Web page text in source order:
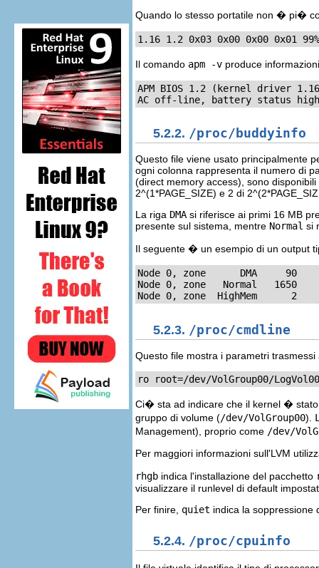
Quando lo stesso portatile non � pi�
1.16 1.2 0x03 0x00 0x00 0x01
Il comando apm -v produce
APM BIOS 1.2 (kernel driver
AC off-line, battery status
5.2.2. /proc/buddyinfo
Questo file viene usato principalmente
ogni colonna rappresenta il numero di
(direct memory access), sono
2^(1*PAGE_SIZE) e 2 di
La riga DMA si riferisce ai primi 16 MB
presente sul sistema, mentre Normal si
Il seguente � un esempio di un output
Node 0, zone      DMA
Node 0, zone   Normal
Node 0, zone  HighMem
5.2.3. /proc/cmdline
Questo file mostra i parametri
ro root=/dev/VolGroup00/
Ci� sta ad indicare che il kernel �
gruppo di volume (/dev/VolGroup00).
Management), proprio come /dev/
Per maggiori informazioni sull'LVM
rhgb indica l'installazione del pacchetto
visualizzare il runlevel di default
Per finire, quiet indica la soppressione
5.2.4. /proc/cpuinfo